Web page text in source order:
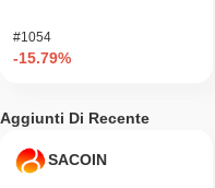
#1054
-15.79%
Aggiunti Di Recente
SACOIN